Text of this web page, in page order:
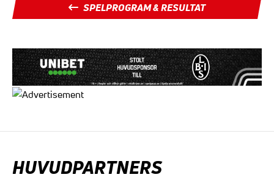
SPELPROGRAM & RESULTAT
HUVUDPARTNERS